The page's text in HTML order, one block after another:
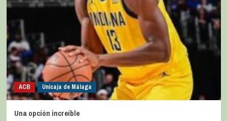
ACB Unicaja de Málaga
Una opción increíble